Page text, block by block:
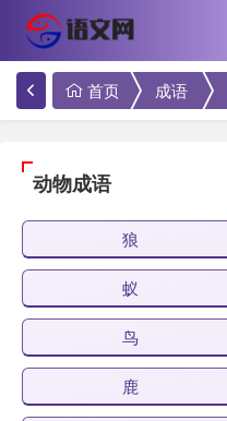
首页 成语
动物成语
狼
蚁
鸟
鹿